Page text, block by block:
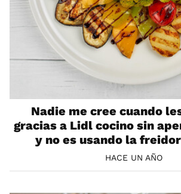
Nadie me cree cuando
gracias a Lidl cocino sin
y no es usando la
HACE UN AÑO